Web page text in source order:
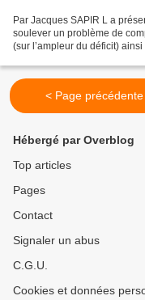
Par Jacques SAPIR L a
soulever un problème de
(sur l’ampleur du déficit)
< Page précédente
Hébergé par Overblog
Top articles
Pages
Contact
Signaler un abus
C.G.U.
Cookies et données